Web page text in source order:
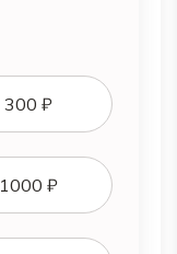
300 ₽
1000 ₽